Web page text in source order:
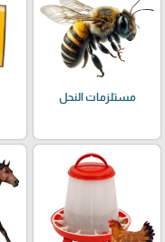
مستلزمات النحل